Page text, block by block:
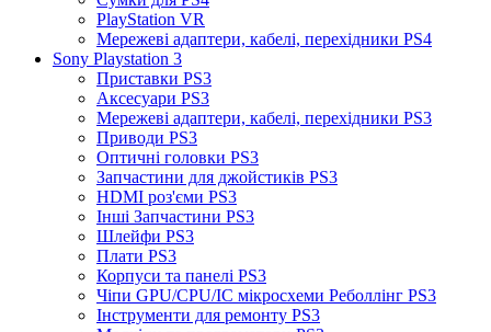
PlayStation VR
Мережеві адаптери, кабелі, перехідники PS4
Sony Playstation 3
Приставки PS3
Аксесуари PS3
Мережеві адаптери, кабелі, перехідники PS3
Приводи PS3
Оптичні головки PS3
Запчастини для джойстиків PS3
HDMI роз'єми PS3
Інші Запчастини PS3
Шлейфи PS3
Плати PS3
Корпуси та панелі PS3
Чіпи GPU/CPU/IC мікросхеми Реболлінг PS3
Інструменти для ремонту PS3